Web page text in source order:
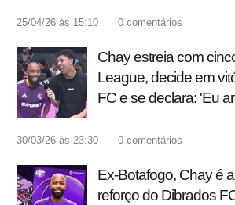
25/04/26 às 15:10 0 comentários
Chay estreia com
League, decide em
FC e se declara: 'Eu
30/03/26 às 23:30 0 comentários
Ex-Botafogo, Chay é
reforço do Dibrados